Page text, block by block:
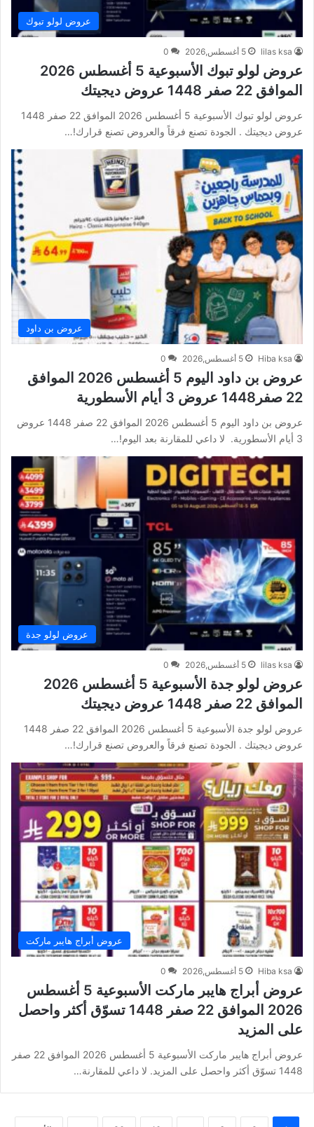
عروض لولو تبوك
lilas ksa 5 أغسطس,2026 0
عروض لولو تبوك الأسبوعية 5 أغسطس 2026
الموافق 22 صفر 1448 عروض ديجيتك
عروض لولو تبوك الأسبوعية 5 أغسطس 2026 الموافق 22 صفر 1448
عروض ديجيتك . الجودة تصنع فرقاً والعروض تصنع قرارك!…
عروض بن داود
Hiba ksa 5 أغسطس,2026 0
عروض بن داود اليوم 5 أغسطس 2026 الموافق
22 صفر1448 عروض 3 أيام الأسطورية
عروض بن داود اليوم 5 أغسطس 2026 الموافق 22 صفر 1448 عروض
3 أيام الأسطورية. لا داعي للمقارنة بعد اليوم!…
عروض لولو جدة
lilas ksa 5 أغسطس,2026 0
عروض لولو جدة الأسبوعية 5 أغسطس 2026
الموافق 22 صفر 1448 عروض ديجيتك
عروض لولو جدة الأسبوعية 5 أغسطس 2026 الموافق 22 صفر 1448
عروض ديجيتك . الجودة تصنع فرقاً والعروض تصنع قرارك!…
عروض أبراج هايبر ماركت
Hiba ksa 5 أغسطس,2026 0
عروض أبراج هايبر ماركت الأسبوعية 5 أغسطس
2026 الموافق 22 صفر 1448 تسوّق أكثر واحصل
على المزيد
عروض أبراج هايبر ماركت الأسبوعية 5 أغسطس 2026 الموافق 22 صفر
1448 تسوّق أكثر واحصل على المزيد. لا داعي للمقارنة…